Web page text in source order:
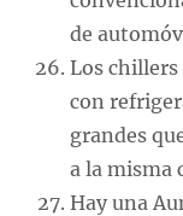
de
Los
con
grandes
a la misma
Hay una